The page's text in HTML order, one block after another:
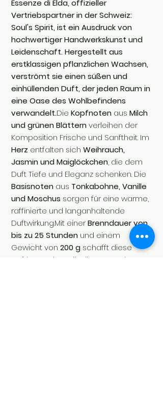
Essenze di Elda, offizieller
Vertriebspartner in der Schweiz:
Soul's Spirit, ist ein Ausdruck von
hochwertiger Handwerkskunst und
Leidenschaft. Hergestellt aus
erstklassigen pflanzlichen Wachsen,
verströmt sie einen süßen und
einhüllenden Duft, der jeden Raum in
eine Oase des Wohlbefindens
verwandelt.Die Kopfnoten aus Milch
und grünen Blätternverleihen der
Komposition Frische und Sanftheit. Im
Herz entfalten sich Weihrauch,
Jasmin und Maiglöckchen, die dem
Duft Tiefe und Eleganz schenken. Die
Basisnoten aus Tonkabohne, Vanille
und Moschus sorgen für eine warme,
raffinierte und langanhaltende
Duftwirkung.Mit einerBrenndauer von
bis zu 25 Stunden und einem
Gewicht von 200 g schafft diese
Duftkerze eine stilvolle Atmosphäre